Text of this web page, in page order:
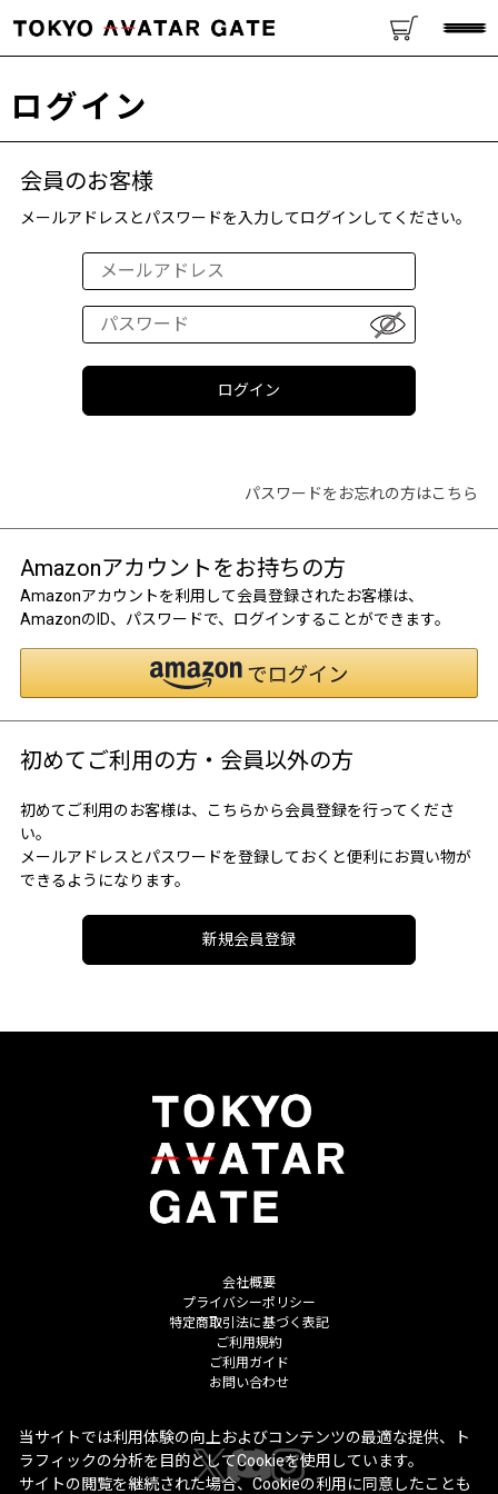
ログイン
会員のお客様
メールアドレスとパスワードを入力してログインしてください。
パスワードをお忘れの方はこちら
Amazonアカウントをお持ちの方
Amazonアカウントを利用して会員登録されたお客様は、
AmazonのID、パスワードで、ログインすることができます。
初めてご利用の方・会員以外の方
初めてご利用のお客様は、こちらから会員登録を行ってくださ
い。
メールアドレスとパスワードを登録しておくと便利にお買い物が
できるようになります。
会社概要
プライバシーポリシー
特定商取引法に基づく表記
ご利用規約
ご利用ガイド
お問い合わせ
当サイトでは利用体験の向上およびコンテンツの最適な提供、ト
ラフィックの分析を目的としてCookieを使用しています。
サイトの閲覧を継続された場合、Cookieの利用に同意したことも